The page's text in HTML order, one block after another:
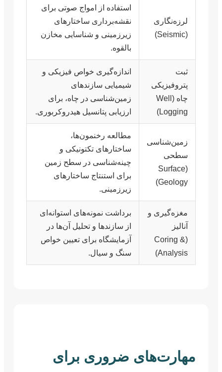
لرزه‌نگاری
(Seismic)
استفاده از امواج صوتی برای
نقشه‌برداری ساختارهای
زیرزمینی و شناسایی مخازن
بالقوه.
ثبت
پتروفیزیکی
چاه (Well
Logging)
اندازه‌گیری خواص فیزیکی و
شیمیایی سازندهای
زمین‌شناسی در چاه، برای
ارزیابی پتانسیل هیدروکربوری.
زمین‌شناسی
سطحی
(Surface
Geology)
مطالعه رخنمون‌ها،
ساختارهای تکتونیکی و
چینه‌شناسی در سطح زمین
برای استنتاج ساختارهای
زیرزمینی.
مغزه‌گیری و
آنالیز
(Coring &
Analysis)
برداشت نمونه‌های استوانه‌ای
از سازندها و تحلیل آن‌ها در
آزمایشگاه برای تعیین خواص
سنگ و سیال.
مهارت‌های ضروری برای